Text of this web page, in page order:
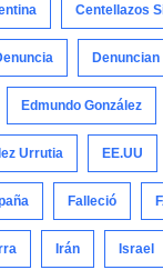
Centellazos
Denuncian
Edmundo González
Urrutia EE.UU
Falleció
Irán Israel